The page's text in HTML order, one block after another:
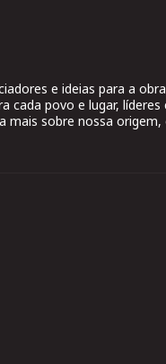
e ideias para a
cada povo e lugar,
mais sobre nossa